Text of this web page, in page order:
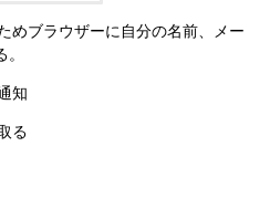
めブラウザーに自分の名前、メー
知
る